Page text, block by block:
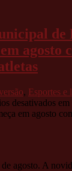
de
agosto
, Esportes e
desativados
em agosto
agosto. A